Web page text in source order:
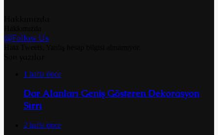
@Follow Us
1 hafta önce
Dar Alanları Geniş Gösteren Dekorasyon
Sırrı
2 hafta önce